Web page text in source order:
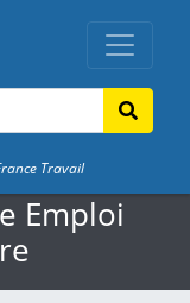
Travail
Emploi